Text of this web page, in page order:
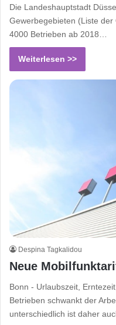
Die Landeshauptstadt
Gewerbegebieten (Liste
4000 Betrieben ab 2018…
Weiterlesen >>
Despina Tagkalidou
Neue
Bonn - Urlaubszeit,
Betrieben schwankt der
unterschiedlich ist daher